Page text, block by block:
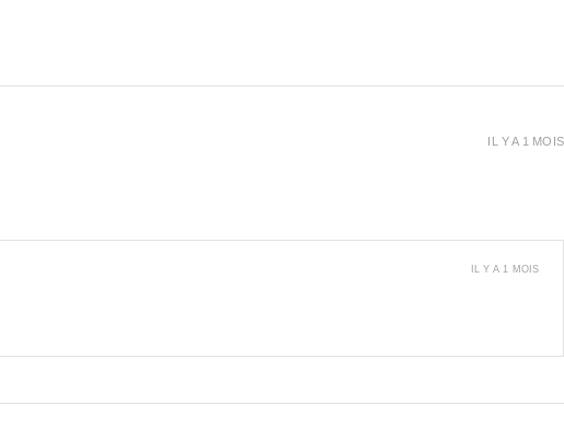
IL Y A 1 MOIS
IL Y A 1 MOIS